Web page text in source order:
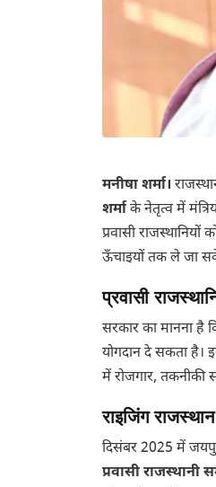
मनीषा शर्मा।
शर्माके नेतृत्व में
प्रवासी
ऊँचाइयों तक ले जा
प्रवासी
सरकार का मानना है
योगदान दे सकता है।
में रोजगार,
राइजिंग
दिसंबर 2025 में
प्रवासी राजस्थानी